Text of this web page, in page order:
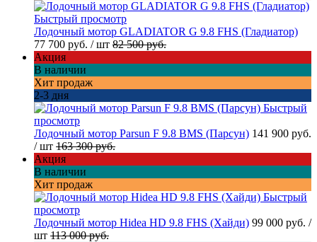
Быстрый просмотр
Лодочный мотор GLADIATOR G 9.8 FHS (Гладиатор)
77 700 руб. / шт 82 500 руб.
Акция
В наличии
Хит продаж
2-3 дня
Быстрый
просмотр
Лодочный мотор Parsun F 9.8 BMS (Парсун) 141 900 руб.
/ шт 163 300 руб.
Акция
В наличии
Хит продаж
Быстрый
просмотр
Лодочный мотор Hidea HD 9.8 FHS (Хайди) 99 000 руб. /
шт 113 000 руб.